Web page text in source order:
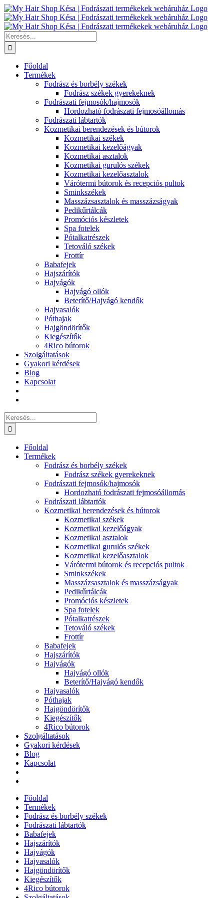
Kihagyás
Keresés...
Főoldal
Termékek
Fodrász és borbély székek
Fodrász székek gyerekeknek
Fodrászati fejmosók/hajmosók
Hordozható fodrászati fejmosóállomás
Fodrászati lábtartók
Kozmetikai berendezések és bútorok
Kozmetikai székek
Kozmetikai kezelőágyak
Kozmetikai asztalok
Kozmetikai gurulós székek
Kozmetikai kezelőasztalok
Várótermi bútorok és recepciós pultok
Sminkszékek
Masszázsasztalok és masszázságyak
Pedikűrtálcák
Promóciós készletek
Spa fotelek
Pótalkatrészek
Tetováló székek
Frottír
Babafejek
Hajszárítók
Hajvágók
Hajvágó ollók
Beterítő/Hajvágó kendők
Hajvasalók
Póthajak
Hajgöndörítők
Kiegészítők
4Rico bútorok
Szolgáltatások
Gyakori kérdések
Blog
Kapcsolat
Keresés...
Főoldal
Termékek
Fodrász és borbély székek
Fodrász székek gyerekeknek
Fodrászati fejmosók/hajmosók
Hordozható fodrászati fejmosóállomás
Fodrászati lábtartók
Kozmetikai berendezések és bútorok
Kozmetikai székek
Kozmetikai kezelőágyak
Kozmetikai asztalok
Kozmetikai gurulós székek
Kozmetikai kezelőasztalok
Várótermi bútorok és recepciós pultok
Sminkszékek
Masszázsasztalok és masszázságyak
Pedikűrtálcák
Promóciós készletek
Spa fotelek
Pótalkatrészek
Tetováló székek
Frottír
Babafejek
Hajszárítók
Hajvágók
Hajvágó ollók
Beterítő/Hajvágó kendők
Hajvasalók
Póthajak
Hajgöndörítők
Kiegészítők
4Rico bútorok
Szolgáltatások
Gyakori kérdések
Blog
Kapcsolat
Főoldal
Termékek
Fodrász és borbély székek
Fodrászati lábtartók
Babafejek
Hajszárítók
Hajvágók
Hajvasalók
Hajgöndörítők
Kiegészítők
4Rico bútorok